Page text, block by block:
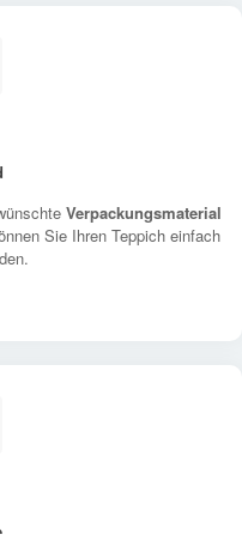
Verpackungsmaterial
Sie Ihren Teppich einfach